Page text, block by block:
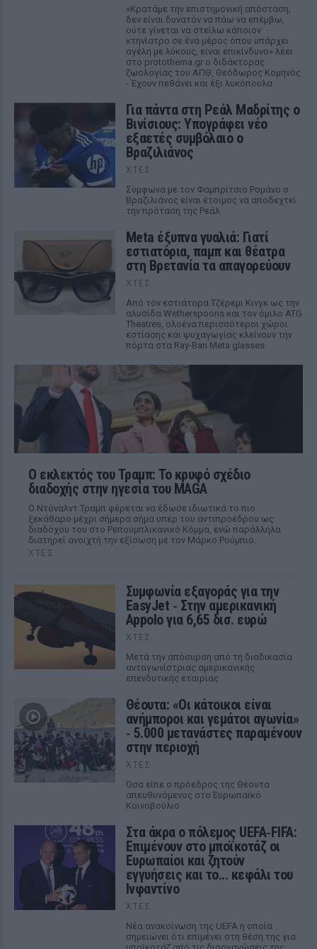
«Κρατάμε την επιστημονική απόσταση,
δεν είναι δυνατόν να πάω να επέμβω,
ούτε γίνεται να στείλω κάποιον
κτηνίατρο σε ένα μέρος όπου υπάρχει
αγέλη με λύκους, είναι επικίνδυνο» λέει
στο protothema.gr ο διδάκτορας
ζωολογίας του ΑΠΘ, Θεόδωρος Κομηνός
- Έχουν πεθάνει και έξι λυκόπουλα
Για πάντα στη Ρεάλ Μαδρίτης ο
Βινίσιους: Υπογράφει νέο
εξαετές συμβόλαιο ο
Βραζιλιάνος
ΧΤΕΣ
Σύμφωνα με τον Φαμπρίτσιο Ρομάνο ο
Βραζιλιάνος είναι έτοιμος να αποδεχτεί
την πρόταση της Ρεάλ
Meta έξυπνα γυαλιά: Γιατί
εστιατόρια, παμπ και θέατρα
στη Βρετανία τα απαγορεύουν
ΧΤΕΣ
Από τον εστιάτορα Τζέρεμι Κινγκ ως την
αλυσίδα Wetherspoons και τον όμιλο ATG
Theatres, ολοένα περισσότεροι χώροι
εστίασης και ψυχαγωγίας κλείνουν την
πόρτα στα Ray-Ban Meta glasses.
Ο εκλεκτός του Τραμπ: Το κρυφό σχέδιο
διαδοχής στην ηγεσία του MAGA
Ο Ντόναλντ Τραμπ φέρεται να έδωσε ιδιωτικά το πιο
ξεκάθαρο μέχρι σήμερα σήμα υπέρ του αντιπροέδρου ως
διαδόχου του στο Ρεπουμπλικανικό Κόμμα, ενώ παράλληλα
διατηρεί ανοιχτή την εξίσωση με τον Μάρκο Ρούμπιο.
ΧΤΕΣ
Συμφωνία εξαγοράς για την
EasyJet ‑ Στην αμερικανική
Appolo για 6,65 δισ. ευρώ
ΧΤΕΣ
Μετά την απόσυρση από τη διαδικασία
ανταγωνίστριας αμερικανικής
επενδυτικής εταιρίας
Θέουτα: «Οι κάτοικοι είναι
ανήμποροι και γεμάτοι αγωνία»
‑ 5.000 μετανάστες παραμένουν
στην περιοχή
ΧΤΕΣ
Όσα είπε ο πρόεδρος της Θέουτα
απευθυνόμενος στο Ευρωπαϊκό
Κοινοβούλιο
Στα άκρα ο πόλεμος UEFA‑FIFA:
Επιμένουν στο μποϊκοτάζ οι
Ευρωπαίοι και ζητούν
εγγυήσεις και το... κεφάλι του
Ινφαντίνο
ΧΤΕΣ
Νέα ανακοίνωση της UEFA η οποία
σημειώνει ότι επιμένει στη θέση της για